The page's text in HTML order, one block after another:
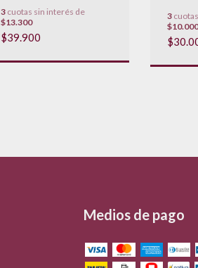
3cuotas sin interés de
$13.300
$39.900
3
$10.000
Medios de pago